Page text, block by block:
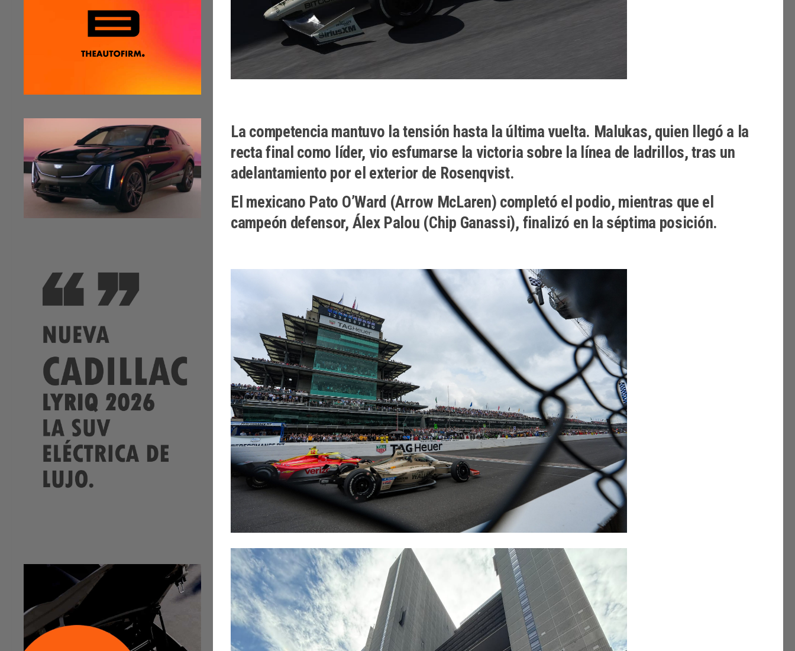
La competencia mantuvo la tensión hasta la última vuelta. Malukas, quien llegó a la
recta final como líder, vio esfumarse la victoria sobre la línea de ladrillos, tras un
adelantamiento por el exterior de Rosenqvist.
El mexicano Pato O’Ward (Arrow McLaren) completó el podio, mientras que el
campeón defensor, Álex Palou (Chip Ganassi), finalizó en la séptima posición.